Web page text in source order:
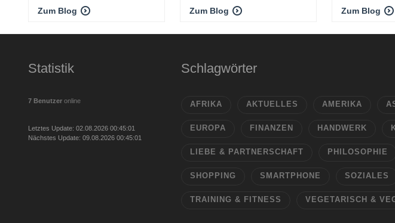
Zum Blog Zum Blog Zum Blog
Statistik
7 Benutzer online
Letztes Update: 02.08.2026 00:45:01
Nächstes Update: 09.08.2026 00:45:01
Schlagwörter
AFRIKA AKTUELLES AMERIKA
EUROPA FINANZEN HANDWERK
LIEBE & PARTNERSCHAFT PHILOSOPHIE
SHOPPING SMARTPHONE SOZIALES
TRAINING & FITNESS VEGETARISCH &